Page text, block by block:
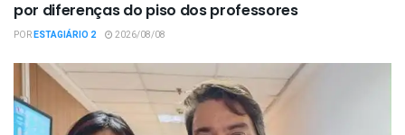
por diferenças do piso dos professores
PORESTAGIÁRIO 2 2026/08/08